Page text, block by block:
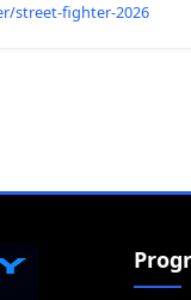
street-fighter-2026